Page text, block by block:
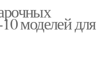
моделей для